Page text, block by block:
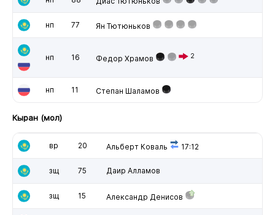
нп 77 Ян Тютюньков
нп 16 Федор Храмов 2
нп 11 Степан Шаламов
Кыран (мол)
вр 20 Альберт Коваль 17:12
зщ 75 Даир Алламов
зщ 15 Александр Денисов